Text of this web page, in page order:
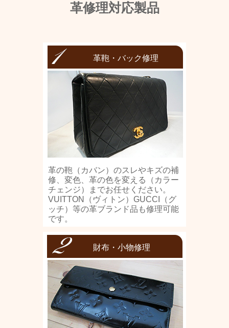
革修理対応製品
革鞄・バック修理
革の鞄（カバン）のスレやキズの補
修、変色、革の色を変える（カラー
チェンジ）までお任せください。
VUITTON（ヴィトン）GUCCI（グ
ッチ）等の革ブランド品も修理可能
です。
財布・小物修理